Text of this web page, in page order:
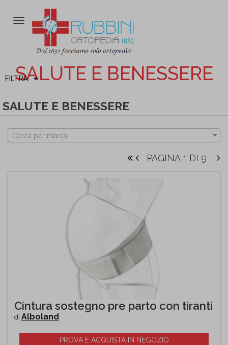
Attiva/disattiva
FILTRA
SALUTE E BENESSERE
SALUTE E BENESSERE
Cerca per marca
PAGINA 1 DI 9
Cintura sostegno pre parto con tiranti
di Alboland
PROVA E ACQUISTA IN NEGOZIO